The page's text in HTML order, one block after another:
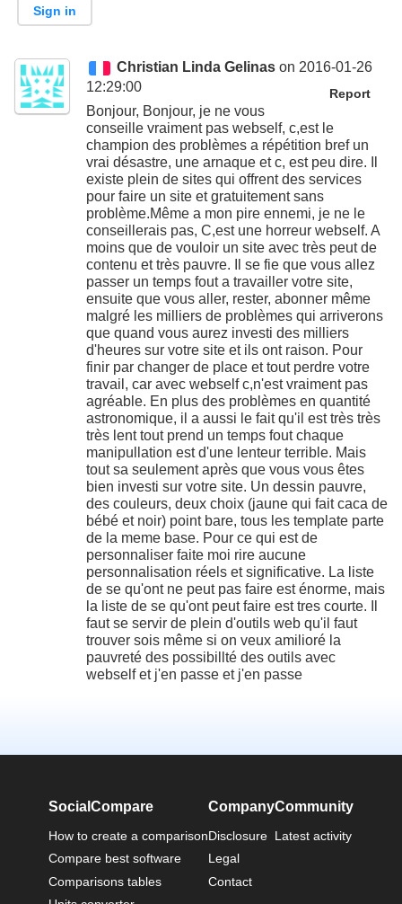
Sign in
Christian Linda Gelinas on 2016-01-26
12:29:00
Report
Bonjour, Bonjour, je ne vous
conseille vraiment pas webself, c,est le
champion des problèmes a répétition bref un
vrai désastre, une arnaque et c, est peu dire. Il
existe plein de sites qui offrent des services
pour faire un site et gratuitement sans
problème.Même a mon pire ennemi, je ne le
conseillerais pas, C,est une horreur webself. A
moins que de vouloir un site avec très peut de
contenu et très pauvre. Il se fie que vous allez
passer un temps fout a travailler votre site,
ensuite que vous aller, rester, abonner même
malgré les milliers de problèmes qui arriverons
que quand vous aurez investi des milliers
d'heures sur votre site et ils ont raison. Pour
finir par changer de place et tout perdre votre
travail, car avec webself c,n'est vraiment pas
agréable. En plus des problèmes en quantité
astronomique, il a aussi le fait qu'il est très très
très lent tout prend un temps fout chaque
manipullation est d'une lenteur terrible. Mais
tout sa seulement après que vous vous êtes
bien investi sur votre site. Un dessin pauvre,
des couleurs, deux choix (jaune qui fait caca de
bébé et noir) point bare, tous les template parte
de la meme base. Pour ce qui est de
personnaliser faite moi rire aucune
personnalisation réels et significative. La liste
de se qu'ont ne peut pas faire est énorme, mais
la liste de se qu'ont peut faire est tres courte. Il
faut se servir de plein d'outils web qu'il faut
trouver sois même si on veux amilioré la
pauvreté des possibillté des outils avec
webself et j'en passe et j'en passe
SocialCompare
How to create a comparison
Compare best software
Comparisons tables
Company
Disclosure
Legal
Contact
Community
Latest activity